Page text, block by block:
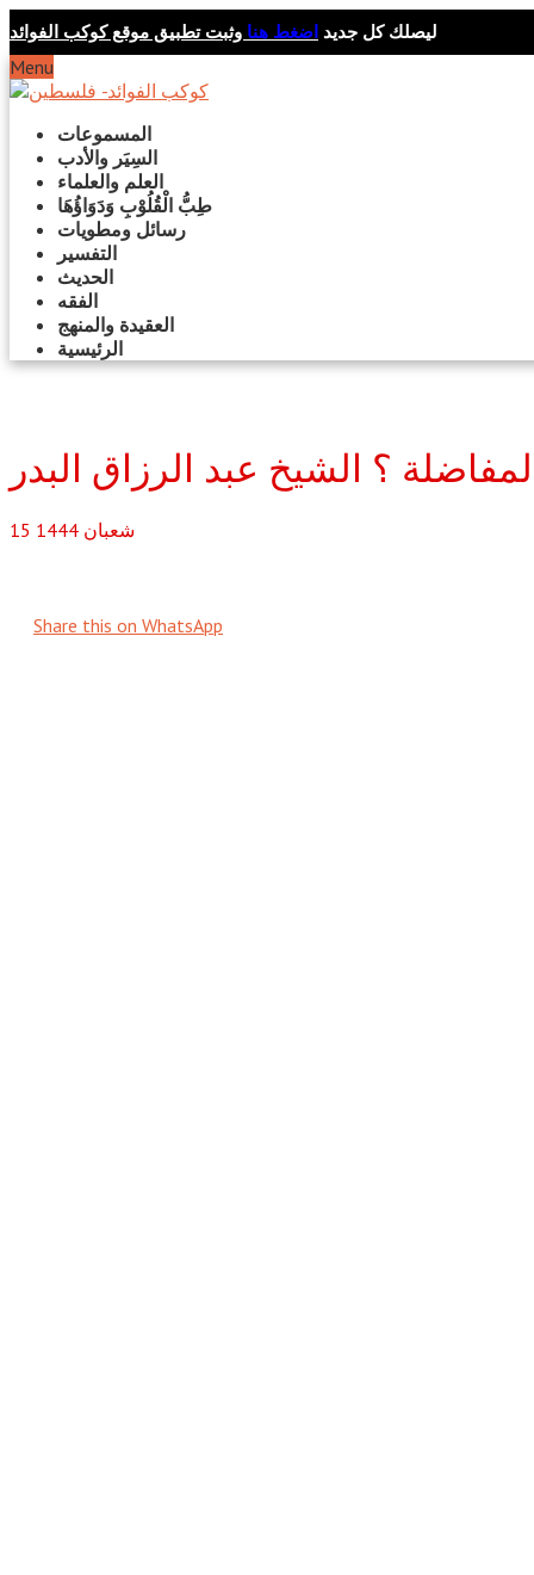
ليصلك كل جديد اضغط هنا وثبت تطبيق موقع كوكب الفوائد
Menu
المسموعات
السِيَر والأدب
العلم والعلماء
طِبُّ الْقُلُوْبِ وَدَوَاؤُهَا
رسائل ومطويات
التفسير
الحديث
الفقه
العقيدة والمنهج
الرئيسية
؟ الشيخ عبد الرزاق البدر
15 شعبان 1444
Share this on WhatsApp